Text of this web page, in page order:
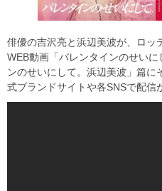
俳優の吉沢亮と浜辺美波が、ロッ
WEB動画「バレンタインのせい
ンのせいにして。浜辺美波」篇
式ブランドサイトや各SNSで配信